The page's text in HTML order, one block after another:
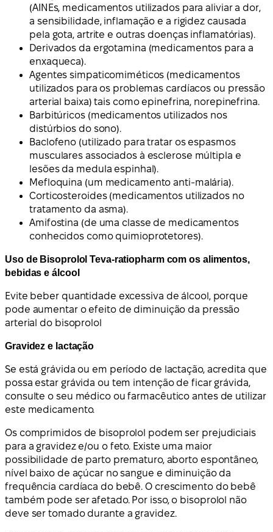
(AINEs, medicamentos utilizados para aliviar a dor,
a sensibilidade, inflamação e a rigidez causada
pela gota, artrite e outras doenças inflamatórias).
Derivados da ergotamina (medicamentos para a
enxaqueca).
Agentes simpaticomiméticos (medicamentos
utilizados para os problemas cardíacos ou pressão
arterial baixa) tais como epinefrina, norepinefrina.
Barbitúricos (medicamentos utilizados nos
distúrbios do sono).
Baclofeno (utilizado para tratar os espasmos
musculares associados à esclerose múltipla e
lesões da medula espinhal).
Mefloquina (um medicamento anti-malária).
Corticosteroides (medicamentos utilizados no
tratamento da asma).
Amifostina (de uma classe de medicamentos
conhecidos como quimioprotetores).
Uso de Bisoprolol Teva-ratiopharm com os alimentos,
bebidas e álcool
Evite beber quantidade excessiva de álcool, porque
pode aumentar o efeito de diminuição da pressão
arterial do bisoprolol
Gravidez e lactação
Se está grávida ou em período de lactação, acredita que
possa estar grávida ou tem intenção de ficar grávida,
consulte o seu médico ou farmacêutico antes de utilizar
este medicamento.
Os comprimidos de bisoprolol podem ser prejudiciais
para a gravidez e/ou o feto. Existe uma maior
possibilidade de parto prematuro, aborto espontâneo,
nível baixo de açúcar no sangue e diminuição da
frequência cardíaca do bebê. O crescimento do bebê
também pode ser afetado. Por isso, o bisoprolol não
deve ser tomado durante a gravidez.